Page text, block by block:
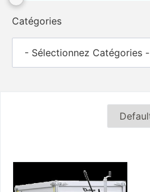
Catégories
- Sélectionnez Catégories -